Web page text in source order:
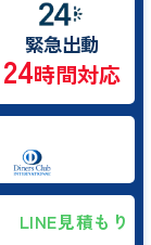
緊急出動
24時間対応
LINE見積もり